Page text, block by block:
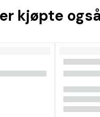
kjøpte